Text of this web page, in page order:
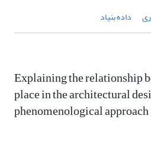
داده بنیاد
Explaining the relationship
place in the architectural
phenomenological approach